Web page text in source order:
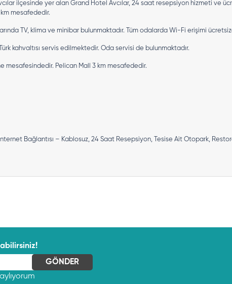
ilçesinde yer alan Grand Hotel Avcılar, 24 saat resepsiyon hizmeti ve
km mesafededir.
TV, klima ve minibar bulunmaktadır. Tüm odalarda Wi-Fi erişimi
kahvaltısı servis edilmektedir. Oda servisi de bulunmaktadır.
mesafesindedir. Pelican Mall 3 km mesafededir.
Bağlantısı – Kablosuz, 24 Saat Resepsiyon, Tesise Ait Otopark,